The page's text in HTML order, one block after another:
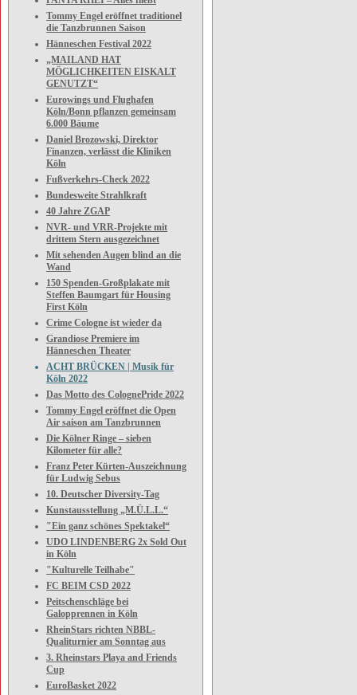
Tommy Engel eröffnet traditionel
die Tanzbrunnen Saison
Hänneschen Festival 2022
„MAILAND HAT
MÖGLICHKEITEN EISKALT
GENUTZT“
Eurowings und Flughafen
Köln/Bonn pflanzen gemeinsam
6.000 Bäume
Daniel Brozowski, Direktor
Finanzen, verlässt die Kliniken
Köln
Fußverkehrs-Check 2022
Bundesweite Strahlkraft
40 Jahre ZGAP
NVR- und VRR-Projekte mit
drittem Stern ausgezeichnet
Mit sehenden Augen blind an die
Wand
150 Spenden-Großplakate mit
Steffen Baumgart für Housing
First Köln
Crime Cologne ist wieder da
Grandiose Premiere im
Hänneschen Theater
ACHT BRÜCKEN | Musik für
Köln 2022
Das Motto des ColognePride 2022
Tommy Engel eröffnet die Open
Air saison am Tanzbrunnen
Die Kölner Ringe – sieben
Kilometer für alle?
Franz Peter Kürten-Auszeichnung
für Ludwig Sebus
10. Deutscher Diversity-Tag
Kunstausstellung „M.Ü.L.L.“
"Ein ganz schönes Spektakel“
UDO LINDENBERG 2x Sold Out
in Köln
"Kulturelle Teilhabe"
FC BEIM CSD 2022
Peitschenschläge bei
Galopprennen in Köln
RheinStars richten NBBL-
Qualiturnier am Sonntag aus
3. Rheinstars Playa and Friends
Cup
EuroBasket 2022